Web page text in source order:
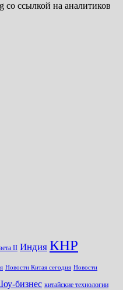
ссылкой на аналитиков
II Индия КНР
Новости Китая сегодня Новости
бизнес китайские технологии